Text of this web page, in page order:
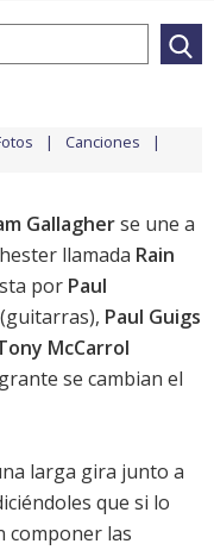
Canciones
Gallagherse une a
llamada Rain
por Paul
(guitarras), Paul Guigs
McCarrol
se cambian el
larga gira junto a
que si lo
componer las